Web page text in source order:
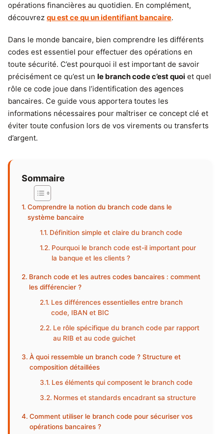
opérations financières au quotidien. En complément,
découvrez qu est ce qu un identifiant bancaire.
Dans le monde bancaire, bien comprendre les différents
codes est essentiel pour effectuer des opérations en
toute sécurité. C’est pourquoi il est important de savoir
précisément ce qu’est un le branch code c’est quoi et quel
rôle ce code joue dans l’identification des agences
bancaires. Ce guide vous apportera toutes les
informations nécessaires pour maîtriser ce concept clé et
éviter toute confusion lors de vos virements ou transferts
d’argent.
Sommaire
Comprendre la notion du branch code dans le
système bancaire
Définition simple et claire du branch code
Pourquoi le branch code est-il important pour
la banque et les clients ?
Branch code et les autres codes bancaires : comment
les différencier ?
Les différences essentielles entre branch
code, IBAN et BIC
Le rôle spécifique du branch code par rapport
au RIB et au code guichet
À quoi ressemble un branch code ? Structure et
composition détaillées
Les éléments qui composent le branch code
Normes et standards encadrant sa structure
Comment utiliser le branch code pour sécuriser vos
opérations bancaires ?